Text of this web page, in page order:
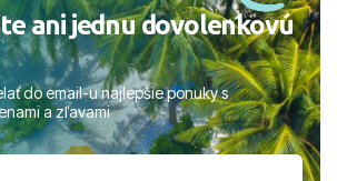
ani jednu dovolenkovú
do email-u najlepšie ponuky s
a zľavami